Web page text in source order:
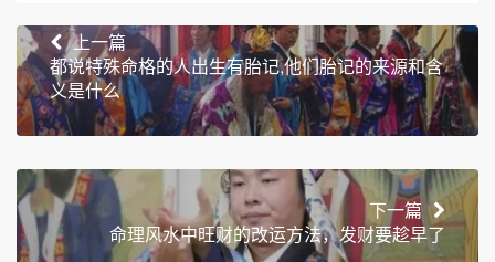
上一篇
都说特殊命格的人出生有胎记,他们胎记的来源和含
义是什么
下一篇
命理风水中旺财的改运方法，发财要趁早了